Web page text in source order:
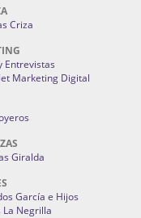
Criza
Entrevistas
Marketing Digital
Giralda
García e Hijos
La Negrilla